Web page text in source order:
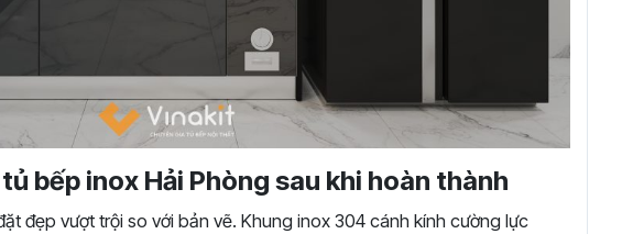
bếp inox Hải Phòng sau khi hoàn thành
đẹp vượt trội so với bản vẽ. Khung inox 304 cánh kính cường lực